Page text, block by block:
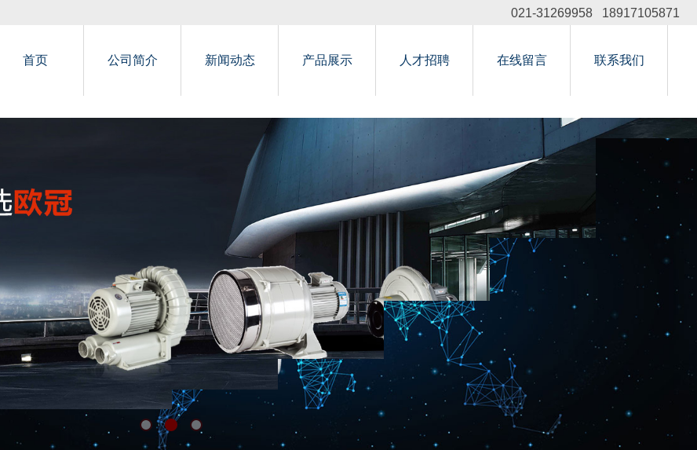
021-31269958 18917105871
首页 公司简介 新闻动态 产品展示 人才招聘 在线留言 联系我们